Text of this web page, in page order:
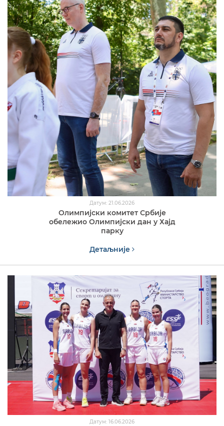
Датум: 21.06.2026
Олимпијски комитет Србије
обележио Олимпијски дан у Хајд
парку
Детаљније
Датум: 16.06.2026